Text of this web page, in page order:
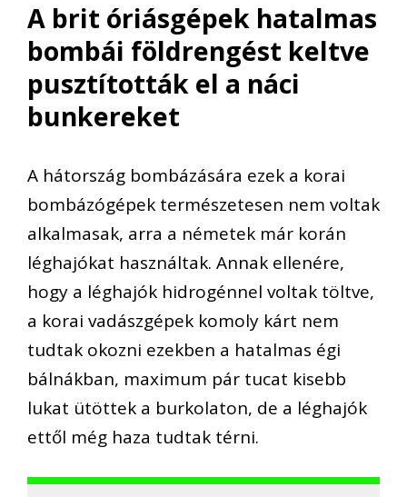
A brit óriásgépek hatalmas
bombái földrengést keltve
pusztították el a náci
bunkereket
A hátország bombázására ezek a korai
bombázógépek természetesen nem voltak
alkalmasak, arra a németek már korán
léghajókat használtak. Annak ellenére,
hogy a léghajók hidrogénnel voltak töltve,
a korai vadászgépek komoly kárt nem
tudtak okozni ezekben a hatalmas égi
bálnákban, maximum pár tucat kisebb
lukat ütöttek a burkolaton, de a léghajók
ettől még haza tudtak térni.